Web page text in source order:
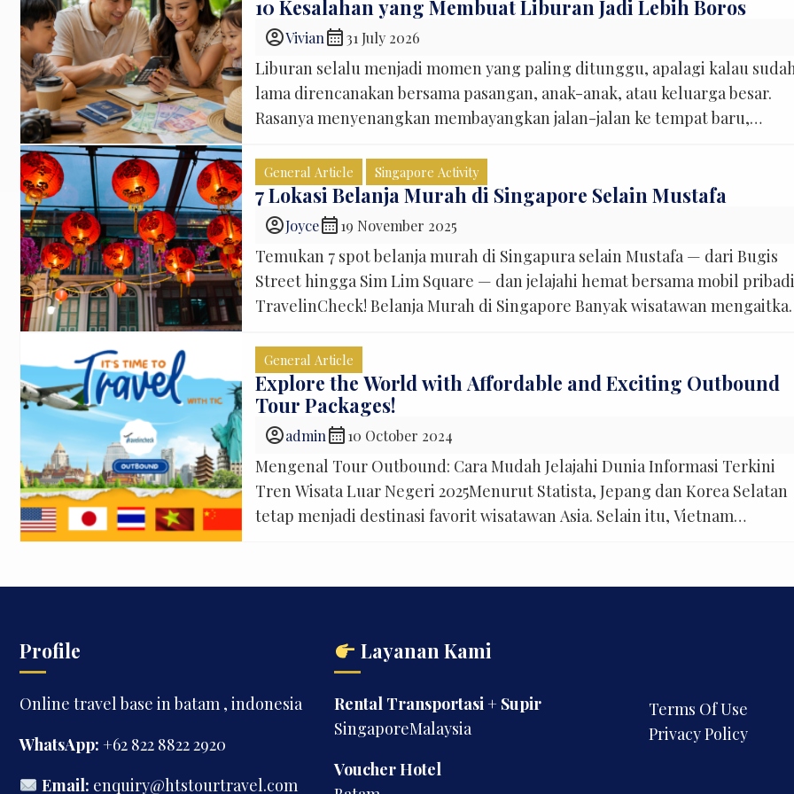
10 Kesalahan yang Membuat Liburan Jadi Lebih Boros
account_circleViviancalendar_month31 July 2026
Liburan selalu menjadi momen yang paling ditunggu, apalagi kalau
lama direncanakan bersama pasangan, anak-anak, atau keluarga besar.
Rasanya menyenangkan membayangkan jalan-jalan ke tempat baru,
kamera. Sayangnya, tidak sedikit orang yang pulang dari liburan sambil
berkata, “Kok pengeluarannya jauh lebih besar dari perkiraan, ya?”
Padahal, sejak awal […]
General Article Singapore Activity
7 Lokasi Belanja Murah di Singapore Selain Mustafa
account_circleJoycecalendar_month19 November 2025
Temukan 7 spot belanja murah di Singapura selain Mustafa — dari Bugis
Street hingga Sim Lim Square — dan jelajahi hemat bersama mobil pribadi
TravelinCheck! Belanja Murah di Singapore Banyak wisatawan
memang tempat itu sangat ikonik. Namun, Singapura juga punya banyak
lokasi […]
General Article
Explore the World with Affordable and Exciting Outbound
Tour Packages!
account_circleadmincalendar_month10 October 2024
Mengenal Tour Outbound: Cara Mudah Jelajahi Dunia Informasi Terkini
Tren Wisata Luar Negeri 2025Menurut Statista, Jepang dan Korea Selatan
tetap menjadi destinasi favorit wisatawan Asia. Selain itu, Vietnam
Luxury Toyota Camry
Service
airline_seat_recline_extra 4 Kursi
expand_circle_rightLihat Detail
Profile
Online travel base in batam , indonesia
WhatsApp: +62 822 8822 2920
Email: enquiry@htstourtravel.com
Layanan Kami
Rental Transportasi + Supir
SingaporeMalaysia
Voucher Hotel
Terms Of Use
Privacy Policy